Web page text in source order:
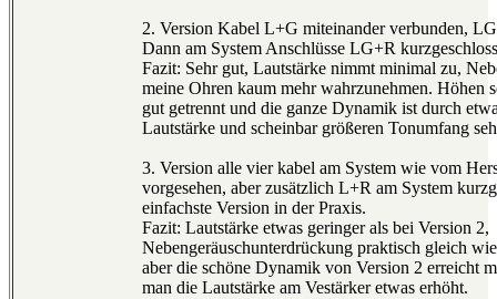
2. Version Kabel L+G miteinander verbunden,
Dann am System Anschlüsse LG+R
Fazit: Sehr gut, Lautstärke nimmt minimal zu,
meine Ohren kaum mehr wahrzunehmen. Höhen
gut getrennt und die ganze Dynamik ist durch
Lautstärke und scheinbar größeren Tonumfang
3. Version alle vier kabel am System wie vom
vorgesehen, aber zusätzlich L+R am System
einfachste Version in der Praxis.
Fazit: Lautstärke etwas geringer als bei Version 2,
Nebengeräuschunterdrückung praktisch gleich
aber die schöne Dynamik von Version 2 erreicht
man die Lautstärke am Vestärker etwas erhöht.